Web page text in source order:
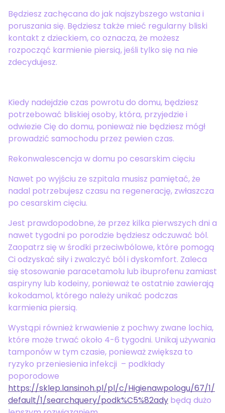
Będziesz zachęcana do jak najszybszego wstania i
poruszania się. Będziesz także mieć regularny bliski
kontakt z dzieckiem, co oznacza, że możesz
rozpocząć karmienie piersią, jeśli tylko się na nie
zdecydujesz.
Kiedy nadejdzie czas powrotu do domu, będziesz
potrzebować bliskiej osoby, która, przyjedzie i
odwiezie Cię do domu, ponieważ nie będziesz mógł
prowadzić samochodu przez pewien czas.
Rekonwalescencja w domu po cesarskim cięciu
Nawet po wyjściu ze szpitala musisz pamiętać, że
nadal potrzebujesz czasu na regenerację, zwłaszcza
po cesarskim cięciu.
Jest prawdopodobne, że przez kilka pierwszych dni a
nawet tygodni po porodzie będziesz odczuwać ból.
Zaopatrz się w środki przeciwbólowe, które pomogą
Ci odzyskać siły i zwalczyć ból i dyskomfort. Zaleca
się stosowanie paracetamolu lub ibuprofenu zamiast
aspiryny lub kodeiny, ponieważ te ostatnie zawierają
kokodamol, którego należy unikać podczas
karmienia piersią.
Wystąpi również krwawienie z pochwy zwane lochia,
które może trwać około 4-6 tygodni. Unikaj używania
tamponów w tym czasie, ponieważ zwiększa to
ryzyko przeniesienia infekcji – podkłady
poporodowe
https://sklep.lansinoh.pl/pl/c/Higienawpologu/67/1/
default/1/searchquery/podk%C5%82ady będą dużo